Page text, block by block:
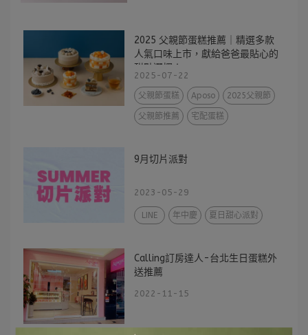
2025 父親節蛋糕推薦｜精選多款
人氣口味上市，獻給爸爸最貼心的
甜點選擇！
2025-07-22
父親節蛋糕 Aposo 2025父親節
父親節推薦 宅配蛋糕
9月切片派對
2023-05-29
LINE 年中慶 夏日甜心派對
Calling訂房達人-台北生日蛋糕外
送推薦
2022-11-15